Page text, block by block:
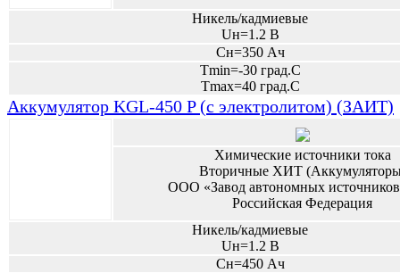
Никель/кадмиевые
Uн=1.2 В
Сн=350 Ач
Tmin=-30 град.С
Tmax=40 град.С
Аккумулятор KGL-450 P (с электролитом) (ЗАИТ)
Химические источники тока
Вторичные ХИТ
ООО «Завод автономных источников
Российская Федерация
Никель/кадмиевые
Uн=1.2 В
Сн=450 Ач